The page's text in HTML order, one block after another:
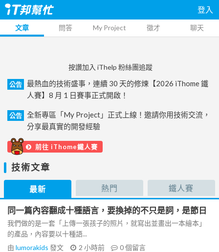
登入
文章 問答 My Project 徵才 聊天
按讚加入 iThelp 粉絲團追蹤
公告
最熱血的技術盛事，連續 30 天的修煉【2026 iThome 鐵
人賽】8 月 1 日賽事正式開啟！
公告
全新專區「My Project」正式上線！邀請你用技術交流，
分享最真實的開發經驗
前往 iThome鐵人賽
技術文章
最新 熱門 鐵人賽
同一篇內容翻成十種語言，要換掉的不只是詞，是節日
我們做的是一套「上傳一張孩子的照片，就寫出並畫出一本繪本」
的產品，內容要以十種語...
由 lumorakids 發文 2 小時前 0個留言